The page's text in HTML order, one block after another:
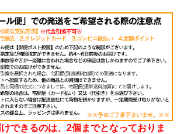
できるのは、2個までとなっておりま